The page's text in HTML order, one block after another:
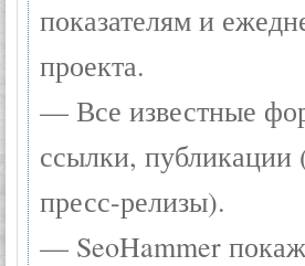
показателям и
проекта.
— Все известные
ссылки, публикации
пресс-релизы).
— SeoHammer